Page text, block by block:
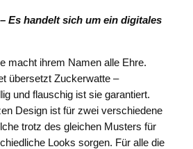
Es handelt sich um ein digitales
macht ihrem Namen alle Ehre.
übersetzt Zuckerwatte –
und flauschig ist sie garantiert.
Design ist für zwei verschiedene
trotz des gleichen Musters für
Looks sorgen. Für alle die